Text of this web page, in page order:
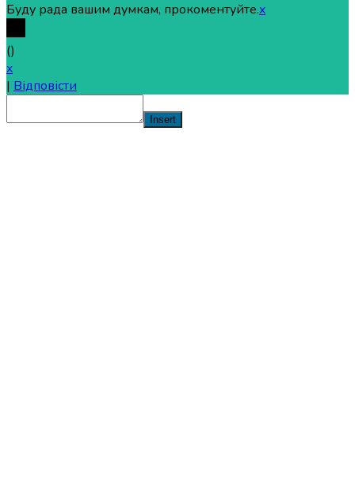
Буду рада вашим думкам, прокоментуйте.x
()
x
| Відповісти
Insert